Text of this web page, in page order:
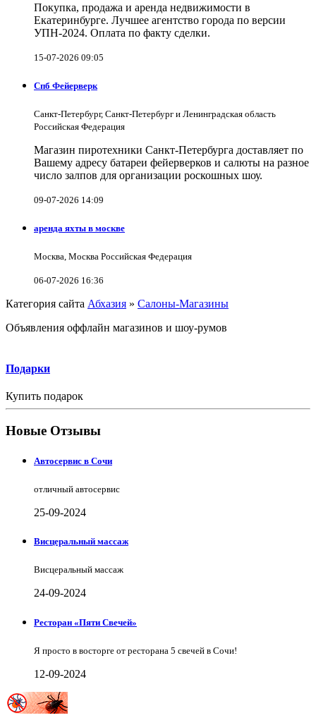
Покупка, продажа и аренда недвижимости в
Екатеринбурге. Лучшее агентство города по версии
УПН-2024. Оплата по факту сделки.
15-07-2026 09:05
Спб Фейерверк
Санкт-Петербург, Санкт-Петербург и Ленинградская область
Российская Федерация
Магазин пиротехники Санкт-Петербурга доставляет по
Вашему адресу батареи фейерверков и салюты на разное
число залпов для организации роскошных шоу.
09-07-2026 14:09
аренда яхты в москве
Москва, Москва Российская Федерация
06-07-2026 16:36
Категория сайта Абхазия » Салоны-Магазины
Объявления оффлайн магазинов и шоу-румов
Подарки
Купить подарок
Новые Отзывы
Автосервис в Сочи
отличный автосервис
25-09-2024
Висцеральный массаж
Висцеральный массаж
24-09-2024
Ресторан «Пяти Свечей»
Я просто в восторге от ресторана 5 свечей в Сочи!
12-09-2024